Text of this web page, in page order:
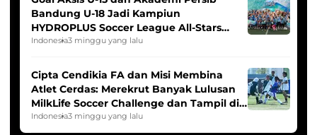
Bandung U-18 Jadi Kampiun
HYDROPLUS Soccer League All-Stars
2025/2026
Indonesia3 minggu yang lalu
Cipta Cendikia FA dan Misi Membina
Atlet Cerdas: Merekrut Banyak Lulusan
MilkLife Soccer Challenge dan Tampil di
HYDROPLUS Soccer League
Indonesia3 minggu yang lalu